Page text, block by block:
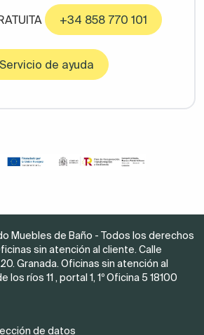
+34 858 770 101
Servicio de ayuda
Muebles de Baño - Todos los derechos
sin atención al cliente. Calle
Granada. Oficinas sin atención al
los ríos 11 , portal 1, 1º Oficina 5 18100
de datos